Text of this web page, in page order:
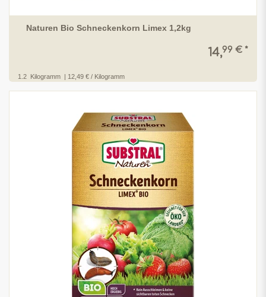
Naturen Bio Schneckenkorn Limex 1,2kg
14,99 € *
1.2 Kilogramm | 12,49 € / Kilogramm